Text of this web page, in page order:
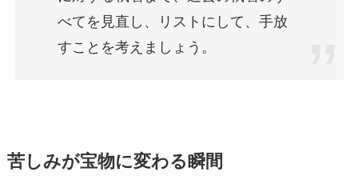
べてを見直し、リストにして、手放
すことを考えましょう。
苦しみが宝物に変わる瞬間